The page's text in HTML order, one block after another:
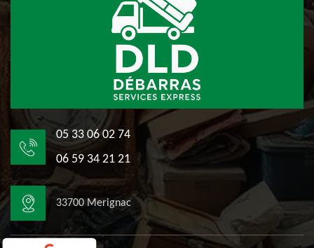
05 33 06 02 74
06 59 34 21 21
33700 Merignac